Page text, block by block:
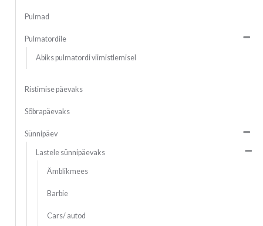
Pulmad
Pulmatordile
Abiks pulmatordi viimistlemisel
Ristimise päevaks
Sõbrapäevaks
Sünnipäev
Lastele sünnipäevaks
Ämblikmees
Barbie
Cars/ autod